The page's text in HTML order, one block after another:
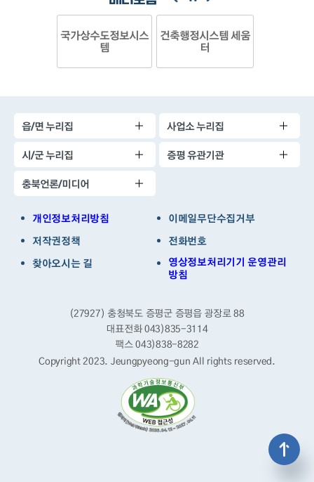
국가상수도정보시스
템
건축행정시스템 세움
터
읍/면 누리집
사업소 누리집
시/군 누리집
증평 유관기관
충북언론/미디어
개인정보처리방침
이메일무단수집거부
저작권정책
전화번호
찾아오시는 길
영상정보처리기기 운영관리
방침
(27927) 충청북도 증평군 증평읍 광장로 88
대표전화 043)835-3114
팩스 043)838-8282
Copyright 2023. Jeungpyeong-gunAll rights reserved.